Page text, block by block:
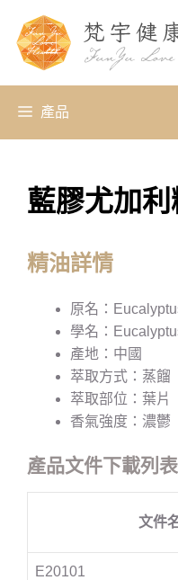
產品
藍膠尤加
精油詳情
原名：
學名：
產地：中國
萃取方式：蒸餾
萃取部位：葉片
香氣強度：濃鬱
產品文件下載列表
文件
E20101